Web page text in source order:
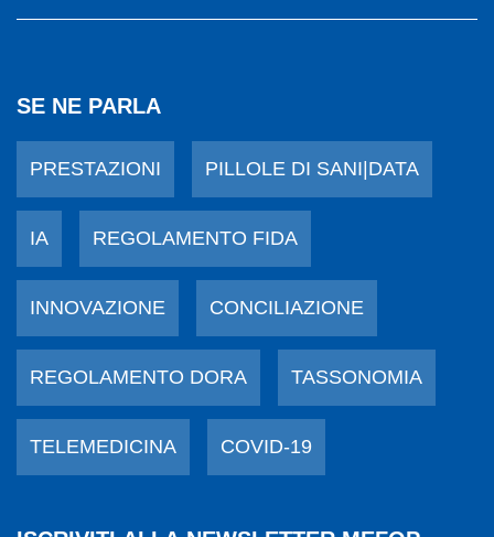
SE NE PARLA
PRESTAZIONI PILLOLE DI SANI|DATA
IA REGOLAMENTO FIDA
INNOVAZIONE CONCILIAZIONE
REGOLAMENTO DORA TASSONOMIA
TELEMEDICINA COVID-19